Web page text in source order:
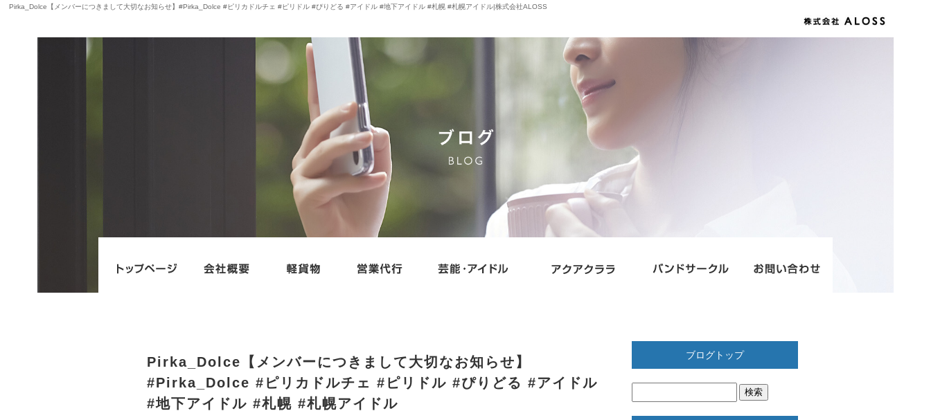
Pirka_Dolce【メンバーにつきまして大切なお知らせ】#Pirka_Dolce #ピリカドルチェ #ピリドル #ぴりどる #アイドル #地下アイドル #札幌 #札幌アイドル|株式会社ALOSS
Pirka_Dolce【メンバーにつきまして大切なお知らせ】
#Pirka_Dolce #ピリカドルチェ #ピリドル #ぴりどる #アイドル
#地下アイドル #札幌 #札幌アイドル
ブログトップ